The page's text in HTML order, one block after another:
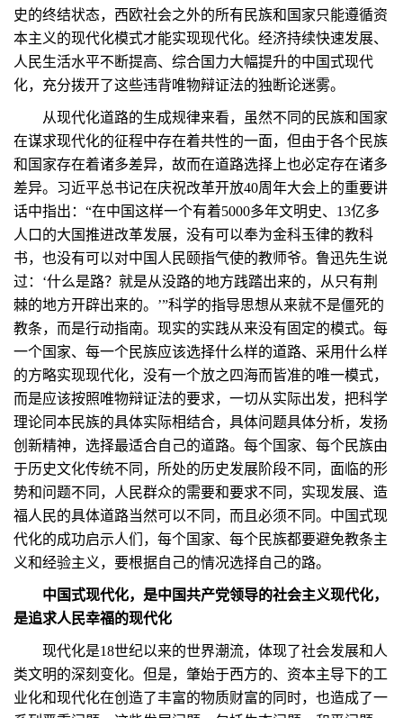
史的终结状态，西欧社会之外的所有民族和国家只能遵循资
本主义的现代化模式才能实现现代化。经济持续快速发展、
人民生活水平不断提高、综合国力大幅提升的中国式现代
化，充分拨开了这些违背唯物辩证法的独断论迷雾。
从现代化道路的生成规律来看，虽然不同的民族和国家
在谋求现代化的征程中存在着共性的一面，但由于各个民族
和国家存在着诸多差异，故而在道路选择上也必定存在诸多
差异。习近平总书记在庆祝改革开放40周年大会上的重要讲
话中指出：“在中国这样一个有着5000多年文明史、13亿多
人口的大国推进改革发展，没有可以奉为金科玉律的教科
书，也没有可以对中国人民颐指气使的教师爷。鲁迅先生说
过：‘什么是路？就是从没路的地方践踏出来的，从只有荆
棘的地方开辟出来的。’”科学的指导思想从来就不是僵死的
教条，而是行动指南。现实的实践从来没有固定的模式。每
一个国家、每一个民族应该选择什么样的道路、采用什么样
的方略实现现代化，没有一个放之四海而皆准的唯一模式，
而是应该按照唯物辩证法的要求，一切从实际出发，把科学
理论同本民族的具体实际相结合，具体问题具体分析，发扬
创新精神，选择最适合自己的道路。每个国家、每个民族由
于历史文化传统不同，所处的历史发展阶段不同，面临的形
势和问题不同，人民群众的需要和要求不同，实现发展、造
福人民的具体道路当然可以不同，而且必须不同。中国式现
代化的成功启示人们，每个国家、每个民族都要避免教条主
义和经验主义，要根据自己的情况选择自己的路。
中国式现代化，是中国共产党领导的社会主义现代化，
是追求人民幸福的现代化
现代化是18世纪以来的世界潮流，体现了社会发展和人
类文明的深刻变化。但是，肇始于西方的、资本主导下的工
业化和现代化在创造了丰富的物质财富的同时，也造成了一